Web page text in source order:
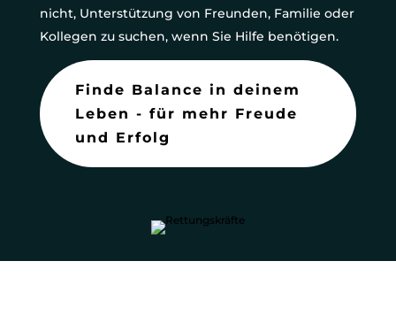
nicht, Unterstützung von Freunden, Familie oder
Kollegen zu suchen, wenn Sie Hilfe benötigen.
Finde Balance in deinem
Leben - für mehr Freude
und Erfolg